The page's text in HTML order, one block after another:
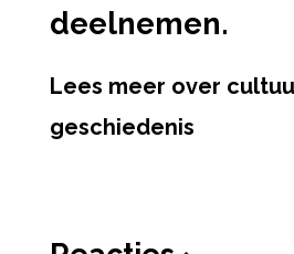
deelnemen.
Lees meer over
geschiedenis